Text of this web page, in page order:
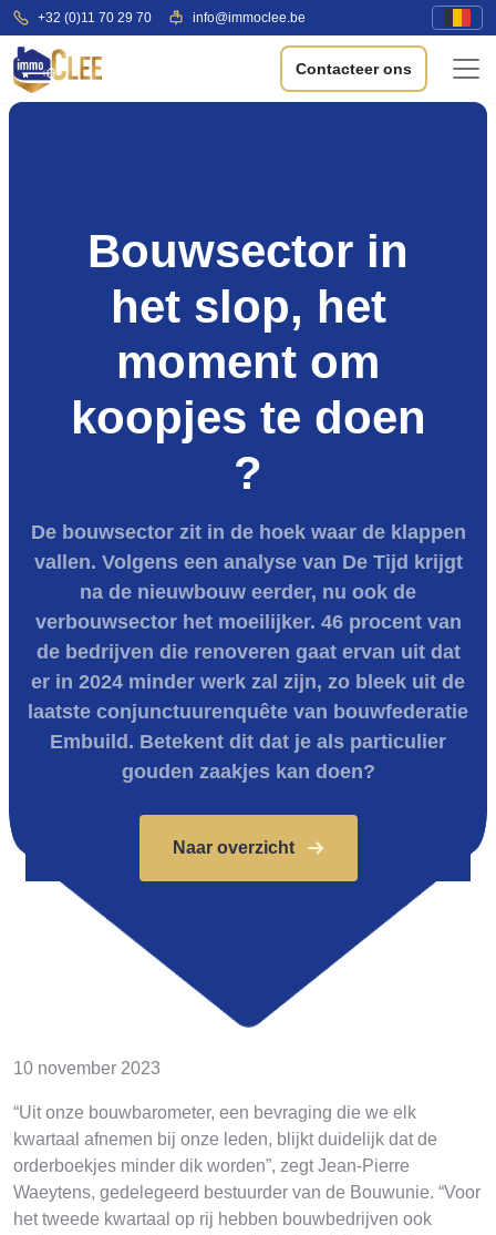
+32 (0)11 70 29 70 info@immoclee.be
Contacteer ons
Bouwsector in
het slop, het
moment om
koopjes te doen
?
De bouwsector zit in de hoek waar de klappen
vallen. Volgens een analyse van De Tijd krijgt
na de nieuwbouw eerder, nu ook de
verbouwsector het moeilijker. 46 procent van
de bedrijven die renoveren gaat ervan uit dat
er in 2024 minder werk zal zijn, zo bleek uit de
laatste conjunctuurenquête van bouwfederatie
Embuild. Betekent dit dat je als particulier
gouden zaakjes kan doen?
Naar overzicht
10 november 2023
“Uit onze bouwbarometer, een bevraging die we elk
kwartaal afnemen bij onze leden, blijkt duidelijk dat de
orderboekjes minder dik worden”, zegt Jean-Pierre
Waeytens, gedelegeerd bestuurder van de Bouwunie. “Voor
het tweede kwartaal op rij hebben bouwbedrijven ook